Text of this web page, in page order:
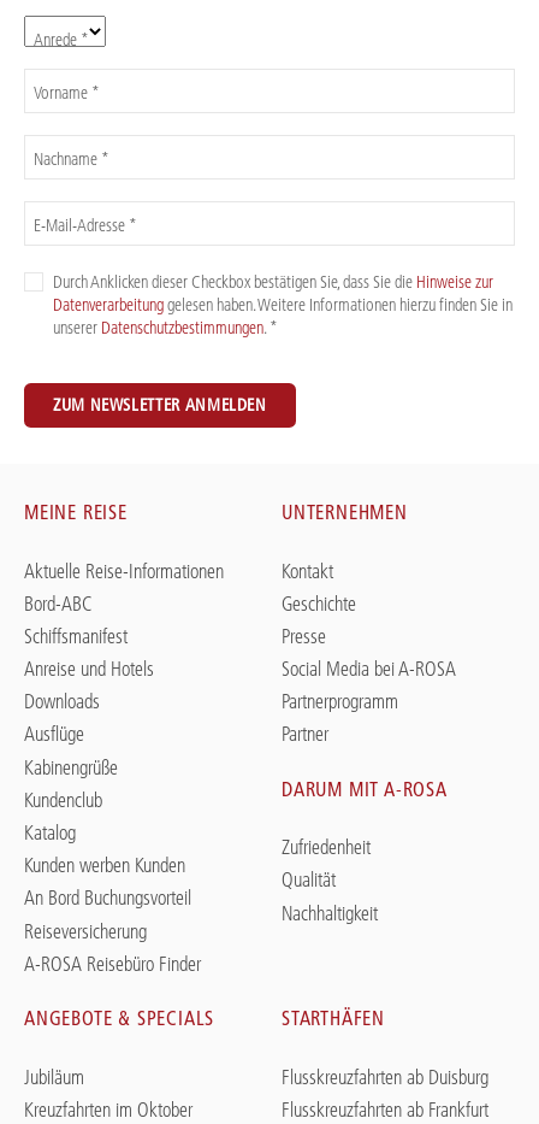
Anrede *
Vorname *
Nachname *
E-Mail-Adresse *
Durch Anklicken dieser Checkbox bestätigen Sie, dass Sie die Hinweise zur
Datenverarbeitunggelesen haben. Weitere Informationen hierzu finden Sie in
unserer Datenschutzbestimmungen. *
ZUM NEWSLETTER ANMELDEN
MEINE REISE
Aktuelle Reise-Informationen
Bord-ABC
Schiffsmanifest
Anreise und Hotels
Downloads
Ausflüge
Kabinengrüße
Kundenclub
Katalog
Kunden werben Kunden
An Bord Buchungsvorteil
Reiseversicherung
A-ROSA Reisebüro Finder
UNTERNEHMEN
Kontakt
Geschichte
Presse
Social Media bei A-ROSA
Partnerprogramm
Partner
DARUM MIT A-ROSA
Zufriedenheit
Qualität
Nachhaltigkeit
ANGEBOTE & SPECIALS
Jubiläum
Kreuzfahrten im Oktober
STARTHÄFEN
Flusskreuzfahrten ab Duisburg
Flusskreuzfahrten ab Frankfurt